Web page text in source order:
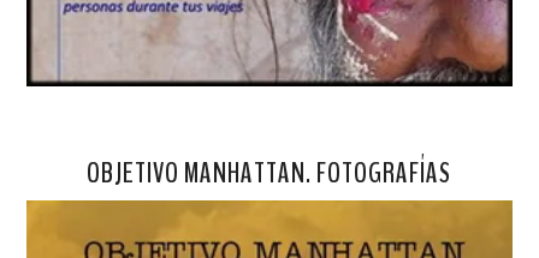
OBJETIVO MANHATTAN. FOTOGRAFÍAS